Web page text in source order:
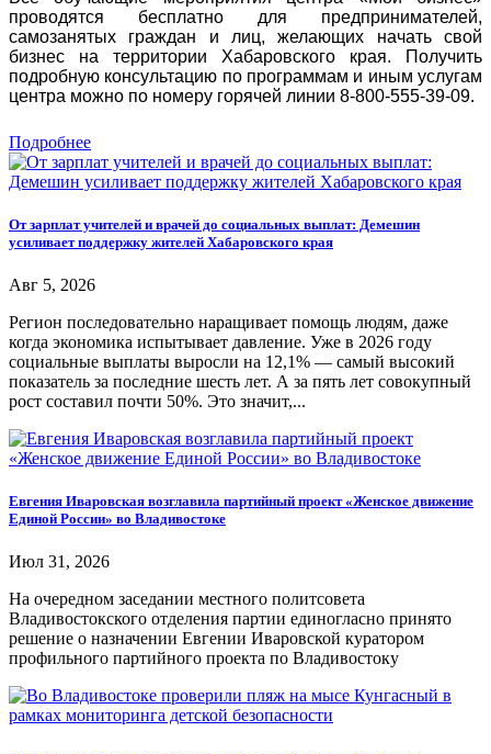
проводятся бесплатно для предпринимателей,
самозанятых граждан и лиц, желающих начать свой
бизнес на территории Хабаровского края. Получить
подробную консультацию по программам и иным услугам
центра можно по номеру горячей линии 8-800-555-39-09.
Подробнее
От зарплат учителей и врачей до социальных выплат: Демешин
усиливает поддержку жителей Хабаровского края
Авг 5, 2026
Регион последовательно наращивает помощь людям, даже
когда экономика испытывает давление. Уже в 2026 году
социальные выплаты выросли на 12,1% — самый высокий
показатель за последние шесть лет. А за пять лет совокупный
рост составил почти 50%. Это значит,...
Евгения Иваровская возглавила партийный проект «Женское движение
Единой России» во Владивостоке
Июл 31, 2026
На очередном заседании местного политсовета
Владивостокского отделения партии единогласно принято
решение о назначении Евгении Иваровской куратором
профильного партийного проекта по Владивостоку